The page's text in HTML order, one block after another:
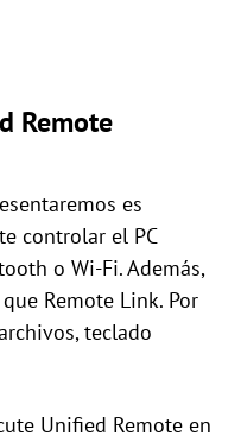
Remote
es
controlar el PC
o Wi-Fi. Además,
Remote Link. Por
teclado
Unified Remote en